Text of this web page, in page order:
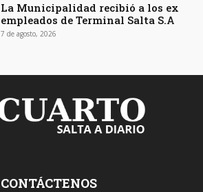
La Municipalidad recibió a los ex
empleados de Terminal Salta S.A
7 de agosto, 2026
CONTÁCTENOS